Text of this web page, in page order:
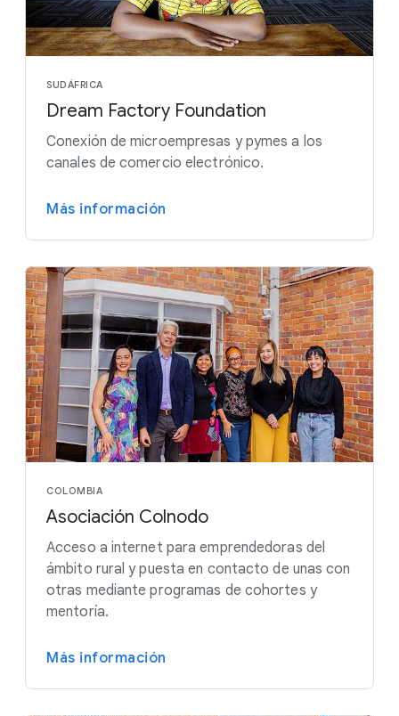
SUDÁFRICA
Dream Factory Foundation
Conexión de microempresas y pymes a los
canales de comercio electrónico.
Más información
COLOMBIA
Asociación Colnodo
Acceso a internet para emprendedoras del
ámbito rural y puesta en contacto de unas con
otras mediante programas de cohortes y
mentoría.
Más información